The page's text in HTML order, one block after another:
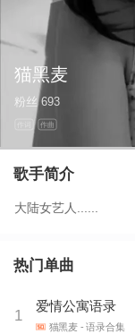
猫黑麦
粉丝 693
作曲
歌手简介
大陆女艺人......
热门单曲
1
爱情公寓语录
猫黑麦 - 语录合集